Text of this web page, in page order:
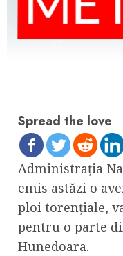
Spread the love
Administrația
emis astăzi o
ploi torențiale,
pentru o parte
Hunedoara.